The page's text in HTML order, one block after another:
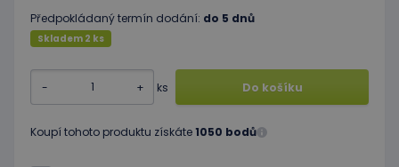
Předpokládaný termín dodání: do 5 dnů
Skladem 2 ks
- + ks Do košíku
Koupí tohoto produktu získáte1050 bodů